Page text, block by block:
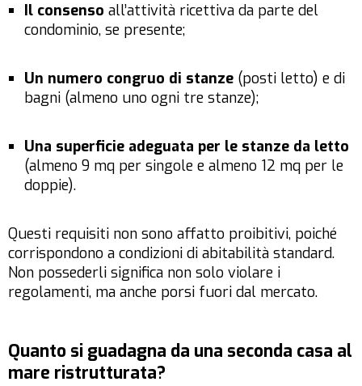
Il consenso all’attività ricettiva da parte del
condominio, se presente;
Un numero congruo di stanze (posti letto) e di
bagni (almeno uno ogni tre stanze);
Una superficie adeguata per le stanze da letto
(almeno 9 mq per singole e almeno 12 mq per le
doppie).
Questi requisiti non sono affatto proibitivi, poiché
corrispondono a condizioni di abitabilità standard.
Non possederli significa non solo violare i
regolamenti, ma anche porsi fuori dal mercato.
Quanto si guadagna da una seconda casa al
mare ristrutturata?